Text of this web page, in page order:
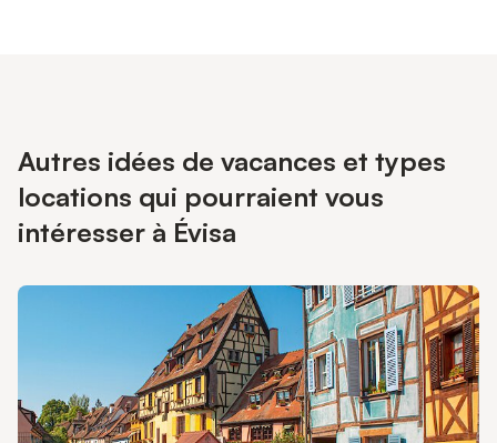
Autres idées de vacances et types
locations qui pourraient vous
intéresser à Évisa